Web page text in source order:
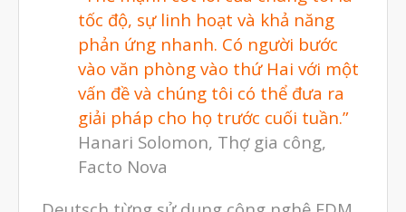
Thư Viện
Video
Liên Hệ
vật liệu in 3D tiếp xúc dầu
tốc độ, sự linh hoạt và khả năng
phản ứng nhanh. Có người bước
vào văn phòng vào thứ Hai với một
vấn đề và chúng tôi có thể đưa ra
giải pháp cho họ trước cuối tuần.”
Hanari Solomon, Thợ gia công,
Facto Nova